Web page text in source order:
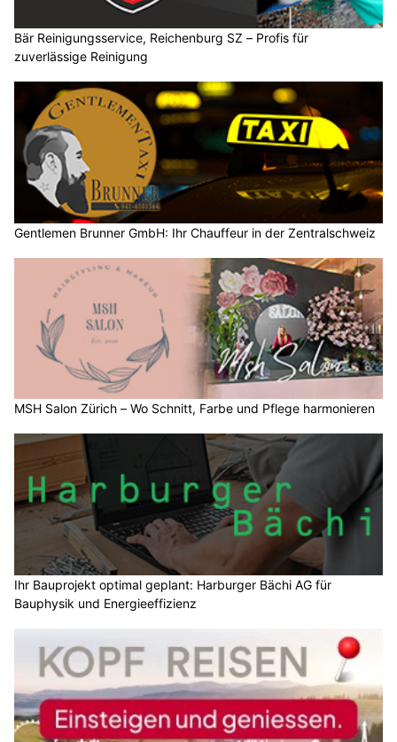
Bär Reinigungsservice, Reichenburg SZ – Profis für
zuverlässige Reinigung
Gentlemen Brunner GmbH: Ihr Chauffeur in der Zentralschweiz
MSH Salon Zürich – Wo Schnitt, Farbe und Pflege harmonieren
Ihr Bauprojekt optimal geplant: Harburger Bächi AG für
Bauphysik und Energieeffizienz